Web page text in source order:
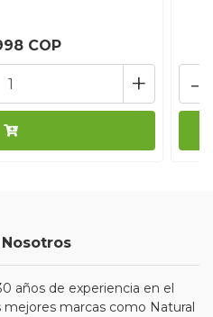
COP
+ -
años de experiencia en el
marcas como Natural